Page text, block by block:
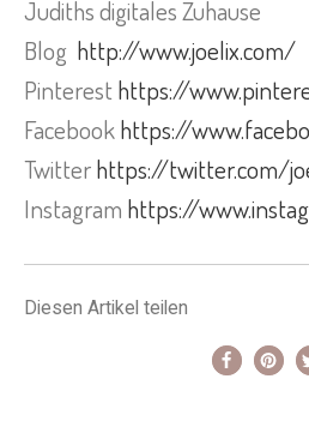
Judiths digitales Zuhause
Blog http://www.joelix.com/
Pinteresthttps://
Facebookhttps://
Twitterhttps://twitter.com/
Instagram https://
Diesen Artikel teilen